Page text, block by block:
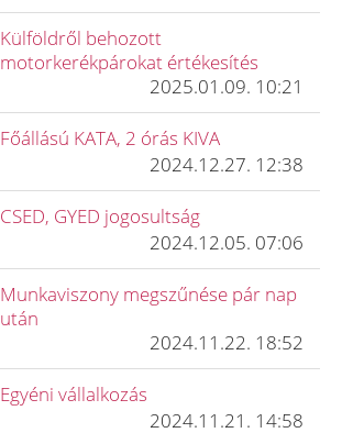
Külföldről behozott
motorkerékpárokat értékesítés
2025.01.09. 10:21
Főállású KATA, 2 órás KIVA
2024.12.27. 12:38
CSED, GYED jogosultság
2024.12.05. 07:06
Munkaviszony megszűnése pár nap
után
2024.11.22. 18:52
Egyéni vállalkozás
2024.11.21. 14:58